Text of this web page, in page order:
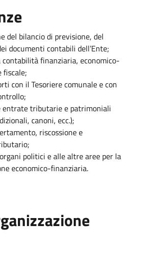
del bilancio di previsione, del
documenti contabili dell’Ente;
contabilità finanziaria, economico-
fiscale;
con il Tesoriere comunale e con
entrate tributarie e patrimoniali
canoni, ecc.);
riscossione e
politici e alle altre aree per la
economico-finanziaria.